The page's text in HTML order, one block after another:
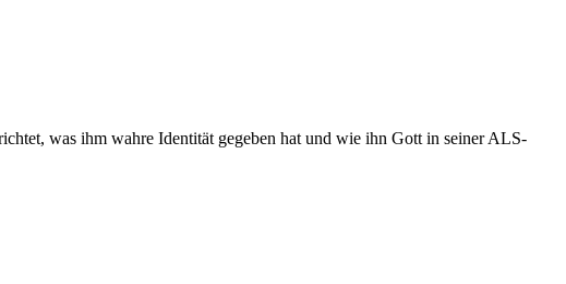
was ihm wahre Identität gegeben hat und wie ihn Gott in seiner ALS-